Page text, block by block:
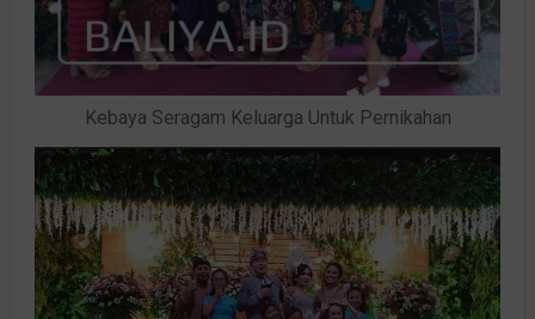
Kebaya Seragam Keluarga Untuk Pernikahan